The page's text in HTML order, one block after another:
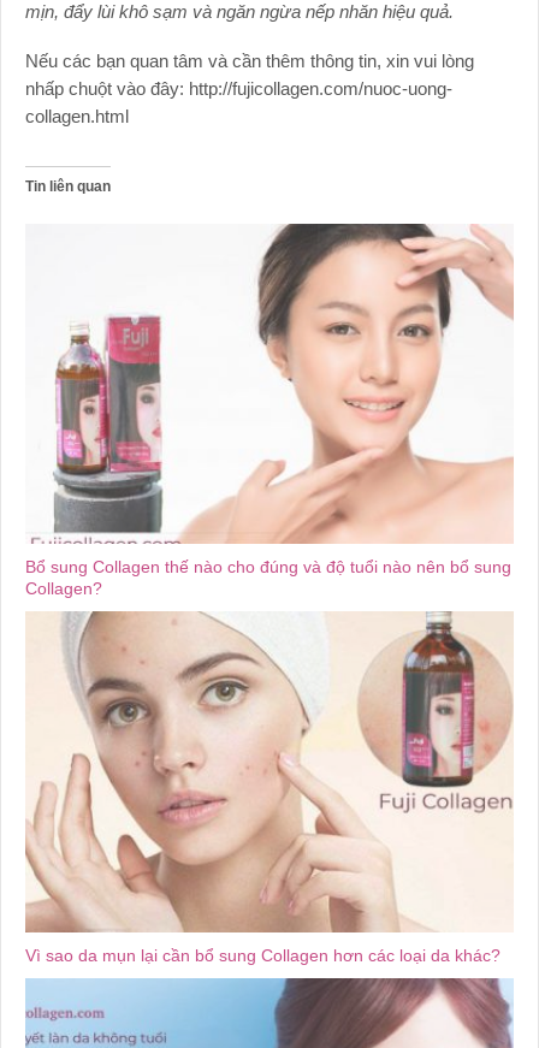
mịn, đẩy lùi khô sạm và ngăn ngừa nếp nhăn hiệu quả.
Nếu các bạn quan tâm và cần thêm thông tin, xin vui lòng
nhấp chuột vào đây: http://fujicollagen.com/nuoc-uong-
collagen.html
Tin liên quan
Bổ sung Collagen thế nào cho đúng và độ tuổi nào nên bổ sung
Collagen?
Vì sao da mụn lại cần bổ sung Collagen hơn các loại da khác?